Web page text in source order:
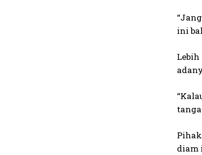
ini
diam